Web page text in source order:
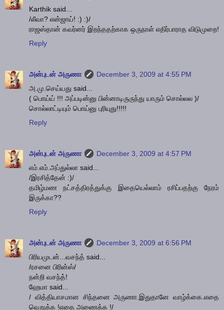
Karthik said...
/லீவா? என்ஜாய்! :) :)/
ராஜஸ்தான் கவர்னர் இறந்ததற்காக ஒருநாள் எதிர்பாராத விடுமுறை!
Reply
அன்புடன் அருணா
December 3, 2009 at 4:55 PM
அ.மு.செய்யது said...
( பொய்ய் !!! அப்படின்னு பின்னாடிருருந்து யாரும் சொல்லல )/
சொல்லாட்டியும் பொய்னு புரியுது!!!!!
Reply
அன்புடன் அருணா
December 3, 2009 at 4:57 PM
எம்.எம்.அப்துல்லா said...
/இரசித்தேன் :)/
தமிழ்மண நட்சத்திரத்துக்கு இதையெல்லாம் ரசிப்பதற்கு நேரம்
இருக்கா??
Reply
அன்புடன் அருணா
December 3, 2009 at 6:56 PM
பிரியமுடன்...வசந்த் said...
/ரசனை பிரின்ஸ்/
நன்றி வசந்த்!
ஹேமா said...
/ வித்தியாசமான சிந்தனை அருணா.இதுதானே வாழ்க்கை.எதை
வெறுக்க !எதை அணைக்க !/